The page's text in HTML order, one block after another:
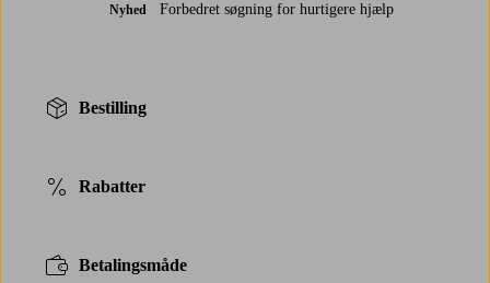
Nyhed Forbedret søgning for hurtigere hjælp
Bestilling
Rabatter
Betalingsmåde